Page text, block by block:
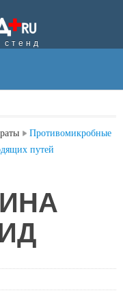
Противомикробные
путей